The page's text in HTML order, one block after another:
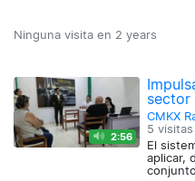
Ninguna visita en 2 years
2:56
sector
CMKX
5
El
aplicar,